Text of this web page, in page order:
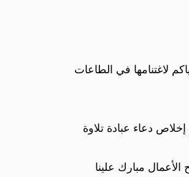
لاغتنامها في الطاعات
دعاء عبادة تلاوة
مبارك علينا